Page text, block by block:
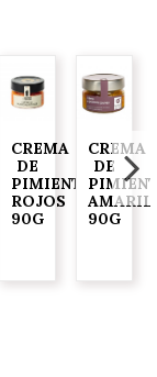
CREMA
DE
PIMIENTOS
ROJOS
90G
CREMA
DE
90G